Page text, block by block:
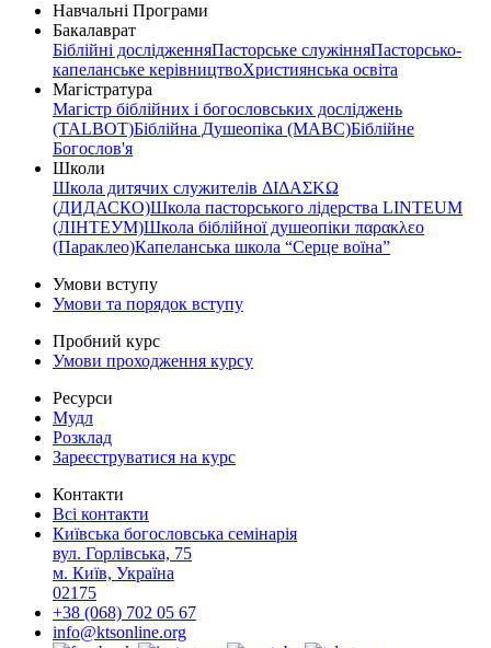
Навчальні Програми
Бакалаврат
Біблійні дослідженняПасторське служінняПасторсько-
капеланське керівництвоХристиянська освіта
Магістратура
Магістр біблійних і богословських досліджень
(TALBOT)Біблійна Душеопіка (МАВС)Біблійне
Богослов'я
Школи
Школа дитячих служителів ΔΙΔΑΣΚΩ
(ДИДАСКО)Школа пасторського лідерства LINTEUM
(ЛІНТЕУМ)Школа біблійної душеопіки παρακλεο
(Параклео)Капеланська школа “Серце воїна”
Умови вступу
Умови та порядок вступу
Пробний курс
Умови проходження курсу
Ресурси
Мудл
Розклад
Зареєструватися на курс
Контакти
Всі контакти
Київська богословська семінарія
вул. Горлівська, 75
м. Київ, Україна
02175
+38 (068) 702 05 67
info@ktsonline.org